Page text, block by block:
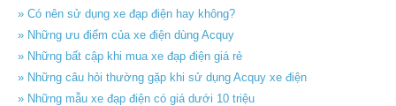
» Có nên sử dụng xe đạp điện hay không?
» Những ưu điểm của xe điện dùng Acquy
» Những bất cập khi mua xe đạp điện giá rẻ
» Những câu hỏi thường gặp khi sử dụng Acquy xe điện
» Những mẫu xe đạp điện có giá dưới 10 triệu